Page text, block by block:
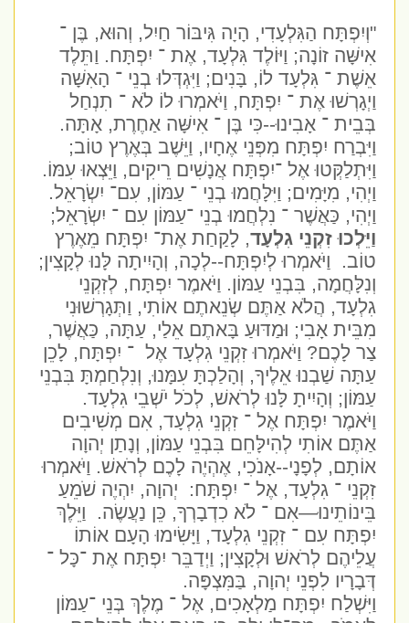
"וְיִפְתָּח הַגִּלְעָדִי, הָיָה גִּיבּוֹר חַיִל, וְהוּא, בֶּן ־
אִישָּׁה זוֹנָה; וַיּוֹלֶד גִּלְעָד, אֶת ־ יִפְתָּח. וַתֵּלֶד
אֵשֶׁת ־ גִּלְעָד לוֹ, בָּנִים; וַיִּגְדְּלוּ בְנֵי ־ הָאִשָּׁה
וַיְגָרְשׁוּ אֶת ־ יִפְתָּח, וַיֹּאמְרוּ לוֹ לֹא ־ תִנְחַל
בְּבֵית ־ אָבִינוּ--כִּי בֶּן ־ אִישָּׁה אַחֶרֶת, אָתָּה.
וַיִּבְרַח יִפְתָּח מִפְּנֵי אֶחָיו, וַיֵּשֶׁב בְּאֶרֶץ טוֹב;
וַיִּתְלַקְּטוּ אֶל ־יִפְתָּח אֲנָשִׁים רֵיקִים, וַיֵּצְאוּ עִמּוֹ.
וַיְהִי, מִיָּמִים; וַיִּלָּחֲמוּ בְנֵי ־ עַמּוֹן, עִם־ יִשְׂרָאֵל.
וַיְהִי, כַּאֲשֶׁר ־ נִלְחֲמוּ בְנֵי ־עַמּוֹן עִם ־ יִשְׂרָאֵל;
וַיֵּלְכוּ זִקְנֵי גִלְעָד, לָקַחַת אֶת־ יִפְתָּח מֵאֶרֶץ
טוֹב. וַיֹּאמְרוּ לְיִפְתָּח--לְכָה, וְהָיִיתָה לָּנוּ לְקָצִין;
וְנִלָּחֲמָה, בִּבְנֵי עַמּוֹן. וַיֹּאמֶר יִפְתָּח, לְזִקְנֵי
גִלְעָד, הֲלֹא אַתֶּם שְׂנֵאתֶם אוֹתִי, וַתְּגָרְשׁוּנִי
מִבֵּית אָבִי; וּמַדּוּעַ בָּאתֶם אֵלַי, עַתָּה, כַּאֲשֶׁר,
צַר לָכֶם? וַיֹּאמְרוּ זִקְנֵי גִלְעָד אֶל ־ יִפְתָּח, לָכֵן
עַתָּה שַׁבְנוּ אֵלֶיךָ, וְהָלַכְתָּ עִמָּנוּ, וְנִלְחַמְתָּ בִּבְנֵי
עַמּוֹן; וְהָיִיתָ לָּנוּ לְרֹאשׁ, לְכֹל יֹשְׁבֵי גִלְעָד.
וַיֹּאמֶר יִפְתָּח אֶל ־ זִקְנֵי גִלְעָד, אִם מְשִׁיבִים
אַתֶּם אוֹתִי לְהִילָּחֵם בִּבְנֵי עַמּוֹן, וְנָתַן יְהוָה
אוֹתָם, לְפָנָי--אָנֹכִי, אֶהְיֶה לָכֶם לְרֹאשׁ. וַיֹּאמְרוּ
זִקְנֵי ־ גִלְעָד, אֶל ־ יִפְתָּח: יְהוָה, יִהְיֶה שֹׁמֵעַ
בֵּינוֹתֵינוּ—אִם ־ לֹא כִדְבָרְךָ, כֵּן נַעֲשֶׂה. וַיֵּלֶךְ
יִפְתָּח עִם ־ זִקְנֵי גִלְעָד, וַיָּשִׂימוּ הָעָם אוֹתוֹ
עֲלֵיהֶם לְרֹאשׁ וּלְקָצִין; וַיְדַבֵּר יִפְתָּח אֶת ־כָּל ־
דְּבָרָיו לִפְנֵי יְהוָה, בַּמִּצְפָּה.
וַיִּשְׁלַח יִפְתָּח מַלְאָכִים, אֶל ־ מֶלֶךְ בְּנֵי ־עַמּוֹן